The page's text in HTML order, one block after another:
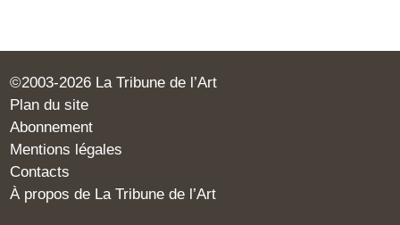
©2003-2026 La Tribune de l’Art
Plan du site
Abonnement
Mentions légales
Contacts
À propos de La Tribune de l’Art